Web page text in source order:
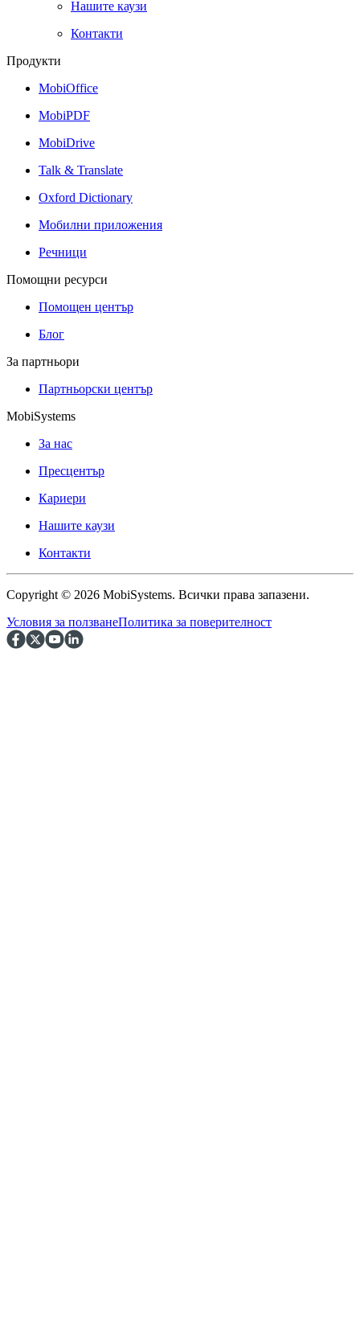
Нашите каузи
Контакти
Продукти
MobiOffice
MobiPDF
MobiDrive
Talk & Translate
Oxford Dictionary
Мобилни приложения
Речници
Помощни ресурси
Помощен център
Блог
За партньори
Партньорски център
MobiSystems
За нас
Пресцентър
Кариери
Нашите каузи
Контакти
Copyright © 2026 MobiSystems. Всички права запазени.
Условия за ползванеПолитика за поверителност